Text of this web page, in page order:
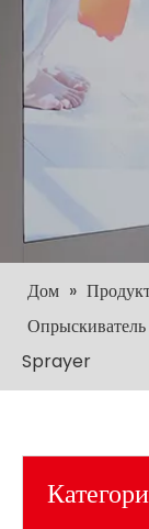
Дом »
Опрыскиватель
Sprayer